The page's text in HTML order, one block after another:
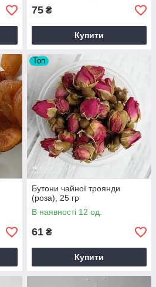
75 ₴
Купити
Топ
Бутони чайної троянди
(роза), 25 гр
В наявності 12 од.
61 ₴
Купити